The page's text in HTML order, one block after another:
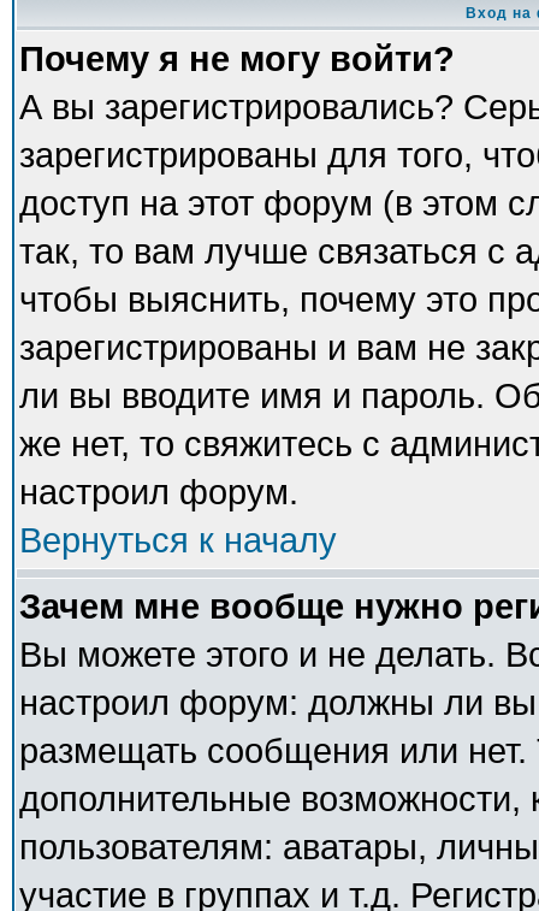
Вход на
Почему я не могу войти?
А вы зарегистрировались?
зарегистрированы для того,
доступ на этот форум (в этом
так, то вам лучше связаться с
чтобы выяснить, почему это
зарегистрированы и вам не
ли вы вводите имя и пароль.
же нет, то свяжитесь с
настроил форум.
Вернуться к началу
Зачем мне вообще нужно
Вы можете этого и не делать.
настроил форум: должны ли вы
размещать сообщения или
дополнительные
пользователям: аватары,
участие в группах и т.д.